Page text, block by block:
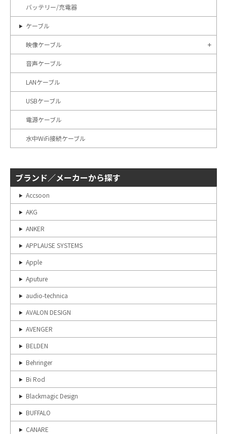
バッテリー/充電器
ケーブル
映像ケーブル
音声ケーブル
LANケーブル
USBケーブル
電源ケーブル
水中WiFi接続ケーブル
ブランド／メーカーから探す
Accsoon
AKG
ANKER
APPLAUSE SYSTEMS
Apple
Aputure
audio-technica
AVALON DESIGN
AVENGER
BELDEN
Behringer
Bi Rod
Blackmagic Design
BUFFALO
CANARE